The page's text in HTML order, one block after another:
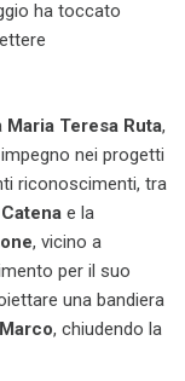
ha toccato
Maria Teresa Ruta,
nei progetti
riconoscimenti, tra
e la
, vicino a
per il suo
una bandiera
, chiudendo la